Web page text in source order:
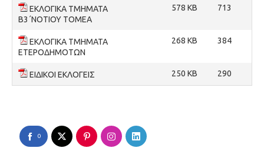
ΕΚΛΟΓΙΚΑ ΤΜΗΜΑΤΑ
Β3΄ΝΟΤΙΟΥ ΤΟΜΕΑ
578 KB 713
ΕΚΛΟΓΙΚΑ ΤΜΗΜΑΤΑ
ΕΤΕΡΟΔΗΜΟΤΩΝ
268 KB 384
ΕΙΔΙΚΟΙ ΕΚΛΟΓΕΙΣ 250 KB 290
0